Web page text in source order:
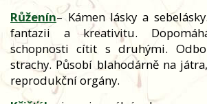
Růženín– Kámen lásky a
fantazii a kreativitu.
schopnosti cítit s druhými.
strachy. Působí blahodárně na
reprodukční orgány.